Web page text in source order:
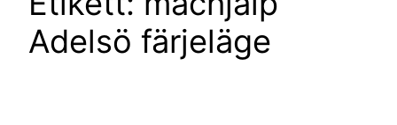
Adelsö färjeläge